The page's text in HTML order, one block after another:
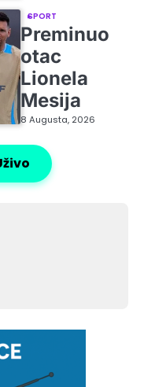
SPORT
Preminuo
otac
Lionela
Mesija
8 Augusta, 2026